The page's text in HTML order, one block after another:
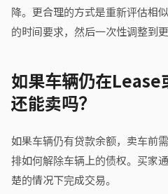
降。更合理的方式是重新评估相
的时间要求，然后一次性调整到
如果车辆仍在Lease
还能卖吗？
如果车辆仍有贷款余额，卖车前
排如何解除车辆上的债权。买家
楚的情况下完成交易。